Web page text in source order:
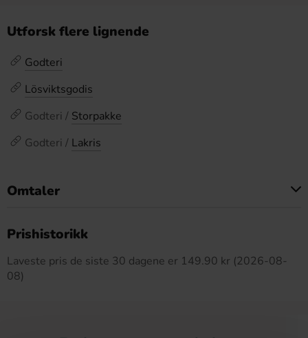
Utforsk flere lignende
Godteri
Lösviktsgodis
Godteri / Storpakke
Godteri / Lakris
Omtaler
Prishistorikk
Laveste pris de siste 30 dagene er 149.90 kr (2026-08-
08)